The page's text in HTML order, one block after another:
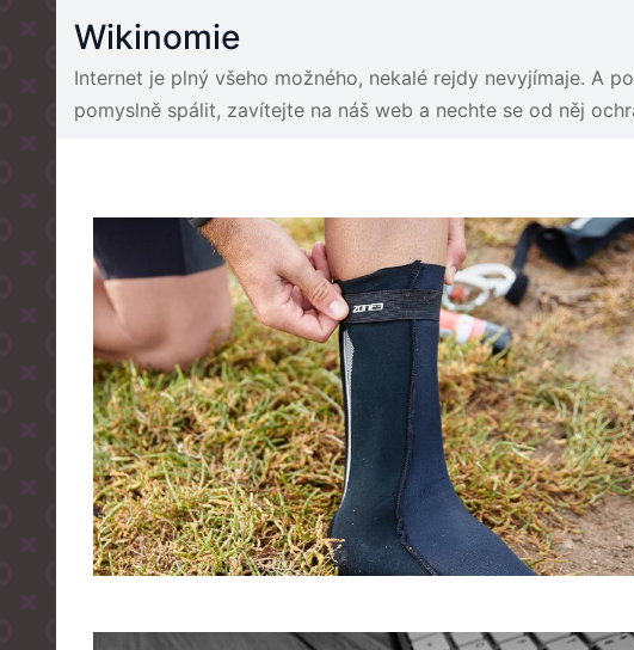
content
Wikinomie
Internet je plný všeho možného, nekalé rejdy nevyjímaje. A
pomyslně spálit, zavítejte na náš web a nechte se od něj